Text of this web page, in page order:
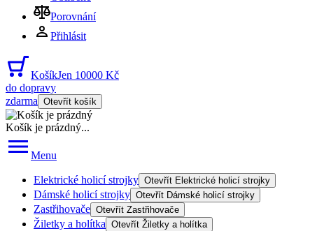
Porovnání
Přihlásit
KošíkJen 10000 Kč
do dopravy
zdarma Otevřít košík
Košík je prázdný...
Menu
Elektrické holicí strojky Otevřít Elektrické holicí strojky
Dámské holicí strojky Otevřít Dámské holicí strojky
Zastřihovače Otevřít Zastřihovače
Žiletky a holítka Otevřít Žiletky a holítka